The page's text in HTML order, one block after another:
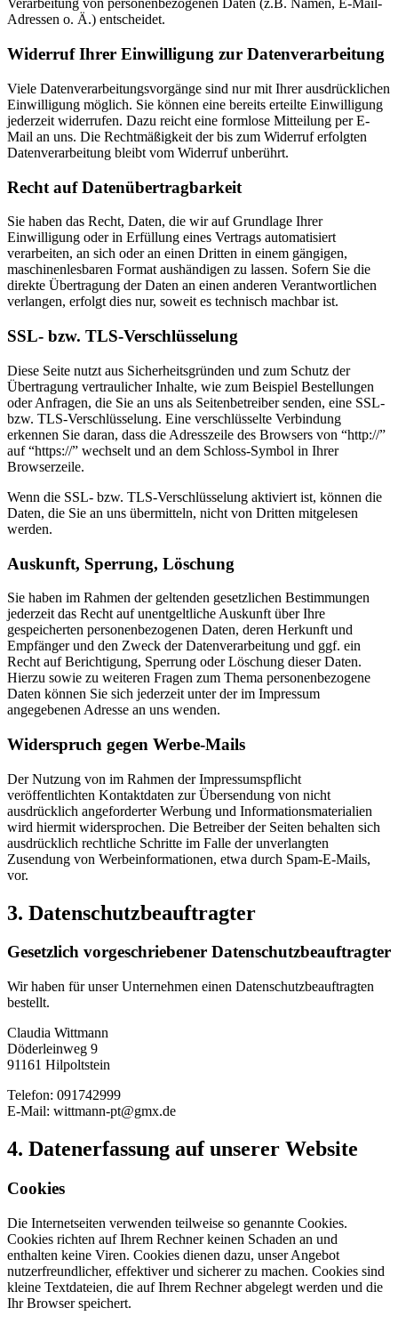
Verarbeitung von personenbezogenen Daten (z.B. Namen, E-Mail-
Adressen o. Ä.) entscheidet.
Widerruf Ihrer Einwilligung zur Datenverarbeitung
Viele Datenverarbeitungsvorgänge sind nur mit Ihrer ausdrücklichen
Einwilligung möglich. Sie können eine bereits erteilte Einwilligung
jederzeit widerrufen. Dazu reicht eine formlose Mitteilung per E-
Mail an uns. Die Rechtmäßigkeit der bis zum Widerruf erfolgten
Datenverarbeitung bleibt vom Widerruf unberührt.
Recht auf Datenübertragbarkeit
Sie haben das Recht, Daten, die wir auf Grundlage Ihrer
Einwilligung oder in Erfüllung eines Vertrags automatisiert
verarbeiten, an sich oder an einen Dritten in einem gängigen,
maschinenlesbaren Format aushändigen zu lassen. Sofern Sie die
direkte Übertragung der Daten an einen anderen Verantwortlichen
verlangen, erfolgt dies nur, soweit es technisch machbar ist.
SSL- bzw. TLS-Verschlüsselung
Diese Seite nutzt aus Sicherheitsgründen und zum Schutz der
Übertragung vertraulicher Inhalte, wie zum Beispiel Bestellungen
oder Anfragen, die Sie an uns als Seitenbetreiber senden, eine SSL-
bzw. TLS-Verschlüsselung. Eine verschlüsselte Verbindung
erkennen Sie daran, dass die Adresszeile des Browsers von “http://”
auf “https://” wechselt und an dem Schloss-Symbol in Ihrer
Browserzeile.
Wenn die SSL- bzw. TLS-Verschlüsselung aktiviert ist, können die
Daten, die Sie an uns übermitteln, nicht von Dritten mitgelesen
werden.
Auskunft, Sperrung, Löschung
Sie haben im Rahmen der geltenden gesetzlichen Bestimmungen
jederzeit das Recht auf unentgeltliche Auskunft über Ihre
gespeicherten personenbezogenen Daten, deren Herkunft und
Empfänger und den Zweck der Datenverarbeitung und ggf. ein
Recht auf Berichtigung, Sperrung oder Löschung dieser Daten.
Hierzu sowie zu weiteren Fragen zum Thema personenbezogene
Daten können Sie sich jederzeit unter der im Impressum
angegebenen Adresse an uns wenden.
Widerspruch gegen Werbe-Mails
Der Nutzung von im Rahmen der Impressumspflicht
veröffentlichten Kontaktdaten zur Übersendung von nicht
ausdrücklich angeforderter Werbung und Informationsmaterialien
wird hiermit widersprochen. Die Betreiber der Seiten behalten sich
ausdrücklich rechtliche Schritte im Falle der unverlangten
Zusendung von Werbeinformationen, etwa durch Spam-E-Mails,
vor.
3. Datenschutzbeauftragter
Gesetzlich vorgeschriebener Datenschutzbeauftragter
Wir haben für unser Unternehmen einen Datenschutzbeauftragten
bestellt.
Claudia Wittmann
Döderleinweg 9
91161 Hilpoltstein
Telefon: 091742999
E-Mail: wittmann-pt@gmx.de
4. Datenerfassung auf unserer Website
Cookies
Die Internetseiten verwenden teilweise so genannte Cookies.
Cookies richten auf Ihrem Rechner keinen Schaden an und
enthalten keine Viren. Cookies dienen dazu, unser Angebot
nutzerfreundlicher, effektiver und sicherer zu machen. Cookies sind
kleine Textdateien, die auf Ihrem Rechner abgelegt werden und die
Ihr Browser speichert.